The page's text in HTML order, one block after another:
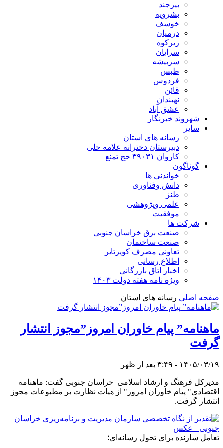
بیرجند
بشرویه
خوسف
درمیان
زیرکوه
سرایان
سربیشه
طبس
فردوس
قائن
نهبندان
عشق آباد
شهروند خبرنگار
سایر
رسانه های استان
دبیرستان دخترانه علامه حلی
کاروان ۳۹۰۳۱ حج تمتع
گوناگون
خواندنی ها
دانش وفناوری
طنز
علمی وپژوهشی
موفقیت
شرکت ها
صنعت برق خراسان جنوبی
صنعت ساختمان
تعاونی مصرف کویرتایر
اطلاع رسانی
اخبار اتاق بازرگانی
ویژه نامه هفته دولت ۱۴۰۳
صفحه اصلی رسانه های استان
ماهنامه” پیام خاوران امروز”مجوز انتشار
گرفت
۱۴۰۵/۰۳/۱۹ - ۳:۴۹ بعد از ظهر
مدیرکل فرهنگ و ارشاد اسلامی خراسان جنوبی گفت: ماهنامه
اقتصادی" پیام خاوران امروز" از هیات نظارت بر مطبوعات مجوز
انتشار گرفت.
تعامل سازنده برای تحول رسانه‌ای؛